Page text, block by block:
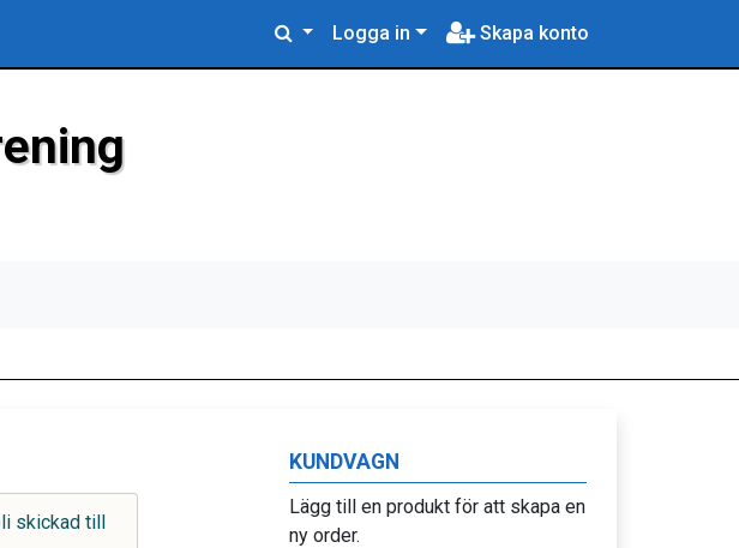
Logga in Skapa konto
KUNDVAGN
Lägg till en produkt för att skapa en
ny order.
skickad till